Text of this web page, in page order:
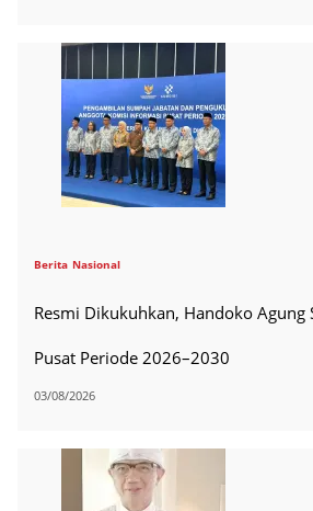
Berita Nasional
Resmi Dikukuhkan, Handoko Agung
Pusat Periode 2026–2030
03/08/2026